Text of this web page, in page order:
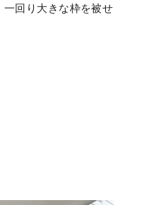
一回り大きな枠を被せ